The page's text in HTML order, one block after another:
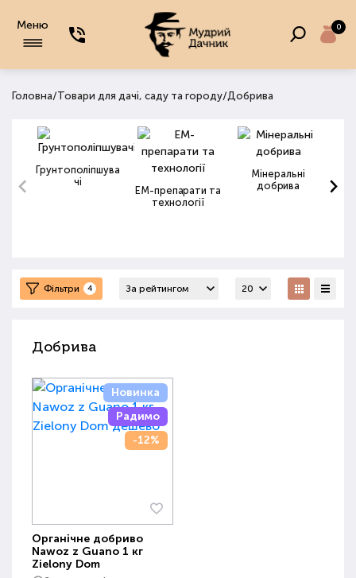
Меню 0
Головна/Товари для дачі, саду та городу/Добрива
Грунтополіпшува
чі
ЕМ-препарати та
технології
Мінеральні
добрива
Фільтри 4
Добрива
Новинка
Радимо
-12%
Органічне добриво
Nawoz z Guano 1 кг
Zielony Dom